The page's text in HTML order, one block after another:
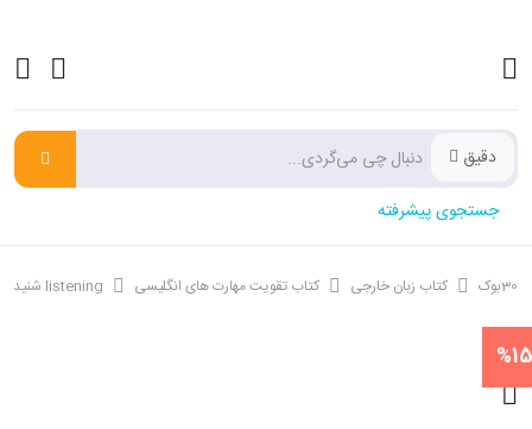
دقیق
جستجوی پیشرفته
30بوک کتاب زبان خارجی کتاب تقویت مهارت های انگلیسی listening شنیداری
%15